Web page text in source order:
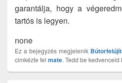
garantálja, hogy a
tartós is legyen.
none
Ez a bejegyzés megjelenik
cimkézte fel mate. Tedd be kedvenceid